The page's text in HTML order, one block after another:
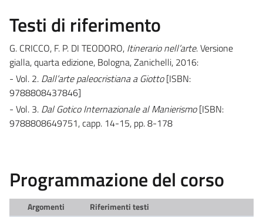
Testi di riferimento
G. CRICCO, F. P. DI TEODORO, Itinerario nell’arte. Versione
gialla, quarta edizione, Bologna, Zanichelli, 2016:
- Vol. 2. Dall’arte paleocristiana a Giotto[ISBN:
9788808437846]
- Vol. 3. Dal Gotico Internazionale al Manierismo[ISBN:
9788808649751, capp. 14-15, pp. 8-178
Programmazione del corso
Argomenti
Riferimenti testi